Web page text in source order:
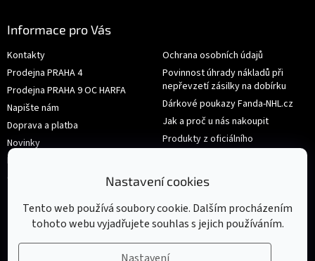
Nastavení cookies
Tento web používá soubory cookie. Dalším procházením
tohoto webu vyjadřujete souhlas s jejich používáním.
Informace pro Vás
Kontakty
Prodejna PRAHA 4
Prodejna PRAHA 9 OC HARFA
Napište nám
Doprava a platba
Novinky
Hodnocení obchodu
Obchodní podmínky
Ochrana osobních údajů
Povinnost úhrady nákladů při
nepřevzetí zásilky na dobírku
Dárkové poukazy Fanda-NHL.cz
Jak a proč u nás nakoupit
Produkty z oficiálního
shop.nhl.com
Výměna nebo vrácení zboží